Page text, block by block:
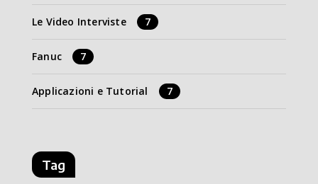
Le Video Interviste 7
Fanuc 7
Applicazioni e Tutorial 7
Tag